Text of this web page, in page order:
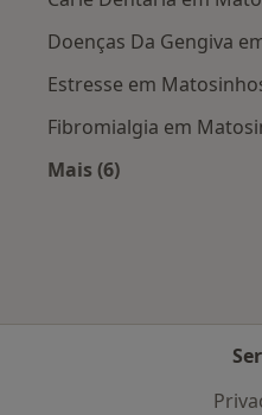
Doenças Da Gengiva
Estresse em
Fibromialgia em
Mais (6)